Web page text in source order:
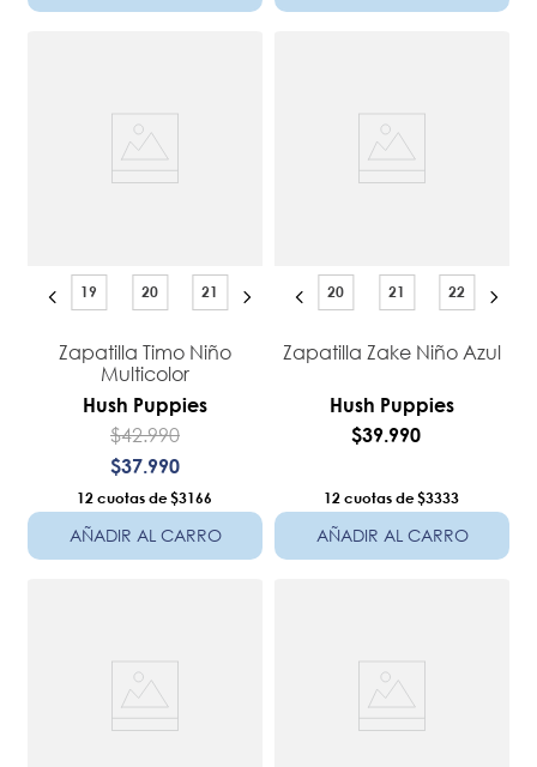
19 20 21
Zapatilla Timo Niño
Multicolor
Hush Puppies
$42.990
$37 990
12 $3166
AÑADIR AL CARRO
20 21 22
Zapatilla Zake Niño Azul
Hush Puppies
$39.990
12 $3333
AÑADIR AL CARRO